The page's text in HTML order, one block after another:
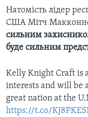
Натомість лідер
США Мітч
сильним
буде сильним
Kelly Knight Craft is
interests and will be
great nation at the
https://t.co/